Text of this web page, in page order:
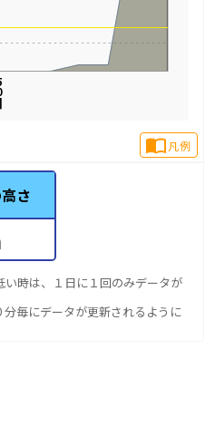
import_contacts凡例
さ
時は、１日に１回のみデータが
毎にデータが更新されるように